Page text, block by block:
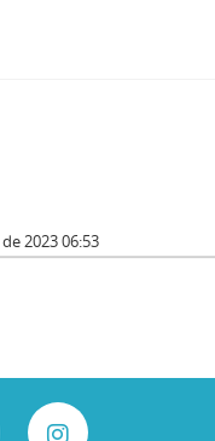
2023 06:53